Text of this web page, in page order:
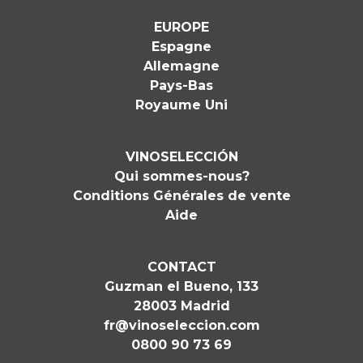
EUROPE
Espagne
Allemagne
Pays-Bas
Royaume Uni
VINOSELECCIÓN
Qui sommes-nous?
Conditions Générales de vente
Aide
CONTACT
Guzman el Bueno, 133
28003 Madrid
fr@vinoseleccion.com
0800 90 73 69